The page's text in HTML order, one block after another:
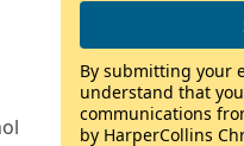
By submitting your
understand that
communications
by HarperCollins